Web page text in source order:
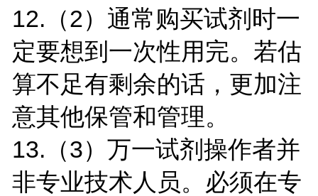
12.（2）通常购买试剂时一
定要想到一次性用完。若估
算不足有剩余的话，更加注
意其他保管和管理。
13.（3）万一试剂操作者并
非专业技术人员。必须在专